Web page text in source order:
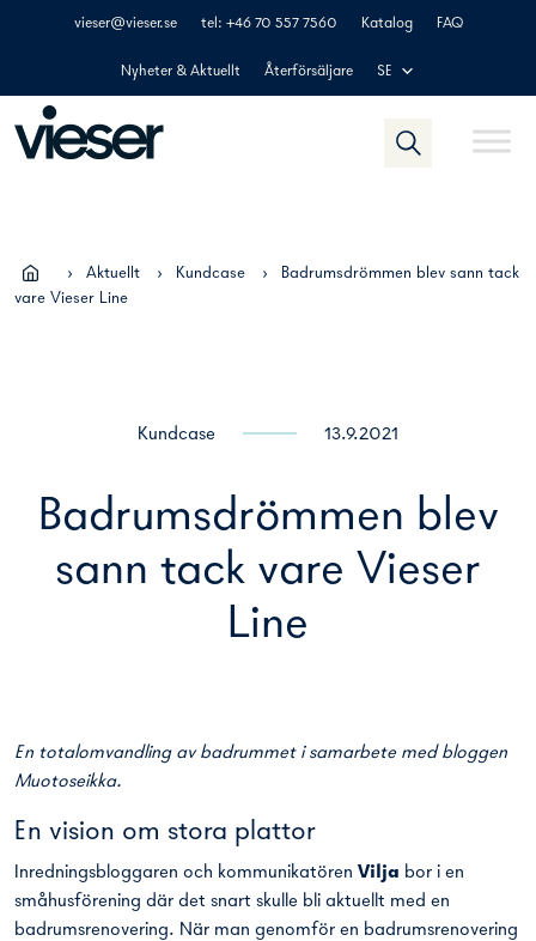
vieser@vieser.se tel: +46 70 557 7560 Katalog FAQ
Nyheter & Aktuellt Återförsäljare SE
› Aktuellt › Kundcase ›
Badrumsdrömmen blev sann tack
vare Vieser Line
Kundcase 13.9.2021
Badrumsdrömmen blev
sann tack vare Vieser
Line
En totalomvandling av badrummet i samarbete med bloggen
Muotoseikka.
En vision om stora plattor
Inredningsbloggaren och kommunikatören Vilja bor i en
småhusförening där det snart skulle bli aktuellt med en
badrumsrenovering. När man genomför en badrumsrenovering